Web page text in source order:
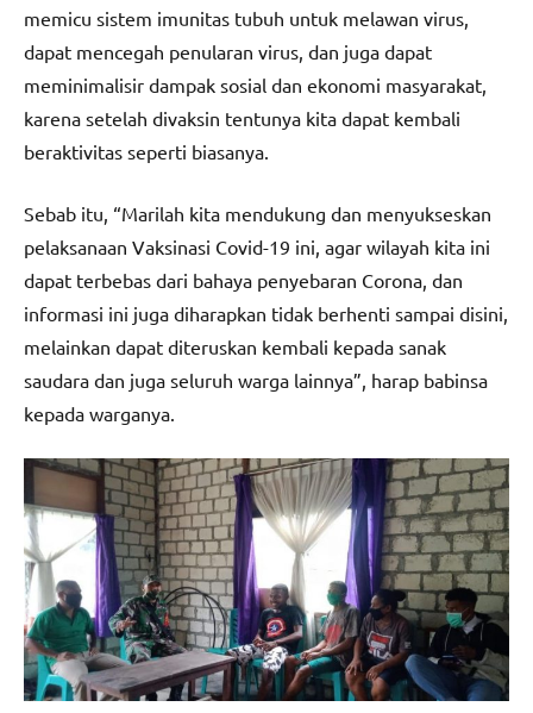
memicu sistem imunitas tubuh untuk melawan virus,
dapat mencegah penularan virus, dan juga dapat
meminimalisir dampak sosial dan ekonomi masyarakat,
karena setelah divaksin tentunya kita dapat kembali
beraktivitas seperti biasanya.
Sebab itu, “Marilah kita mendukung dan menyukseskan
pelaksanaan Vaksinasi Covid-19 ini, agar wilayah kita ini
dapat terbebas dari bahaya penyebaran Corona, dan
informasi ini juga diharapkan tidak berhenti sampai disini,
melainkan dapat diteruskan kembali kepada sanak
saudara dan juga seluruh warga lainnya”, harap babinsa
kepada warganya.